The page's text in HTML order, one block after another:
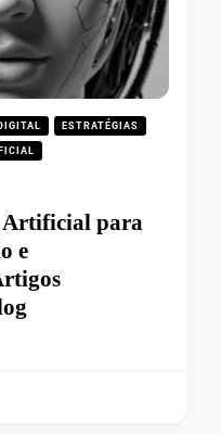
ESTRATÉGIAS
Artificial para
e